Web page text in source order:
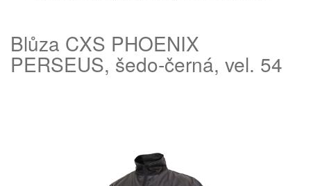
Blůza CXS PHOENIX
PERSEUS, šedo-černá, vel. 54